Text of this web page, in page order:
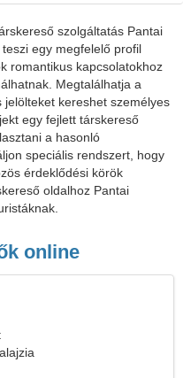
szolgáltatás Pantai
egy megfelelő profil
romantikus kapcsolatokhoz
Megtalálhatja a
kereshet személyes
egy fejlett társkereső
a hasonló
speciális rendszert, hogy
érdeklődési körök
oldalhoz Pantai
online